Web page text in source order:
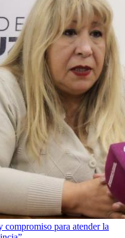
para atender la